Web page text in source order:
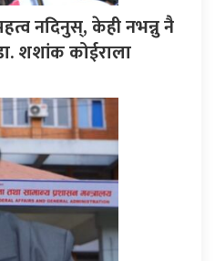
नदिनुस्, केही नभन्नु नै
शशांक कोईराला